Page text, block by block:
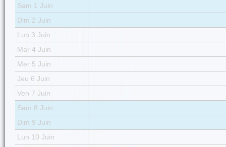
Sam 1 Juin
Dim 2 Juin
Lun 3 Juin
Mar 4 Juin
Mer 5 Juin
Jeu 6 Juin
Ven 7 Juin
Sam 8 Juin
Dim 9 Juin
Lun 10 Juin